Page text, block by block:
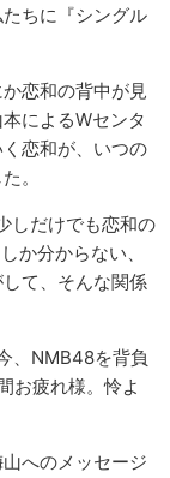
ちに『シングル
恋和の背中が見
によるWセンタ
恋和が、いつの
。
しだけでも恋和の
か分からない、
て、そんな関係
、NMB48を背負
お疲れ様。怜よ
へのメッセージ